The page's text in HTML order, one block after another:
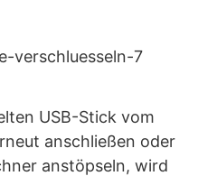
USB-Stick vom
anschließen oder
anstöpseln, wird